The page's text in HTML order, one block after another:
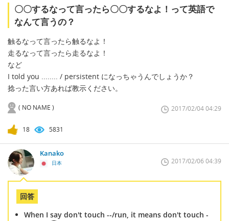
〇〇するなって言ったら〇〇するなよ！って英語で
なんて言うの？
触るなって言ったら触るなよ！
走るなって言ったら走るなよ！
など
I told you ........ / persistent になっちゃうんでしょうか？
捻った言い方あれば教示ください。
( NO NAME ) 2017/02/04 04:29
18 5831
Kanako
日本 2017/02/06 04:39
回答
When I say don't touch --/run, it means don't touch -